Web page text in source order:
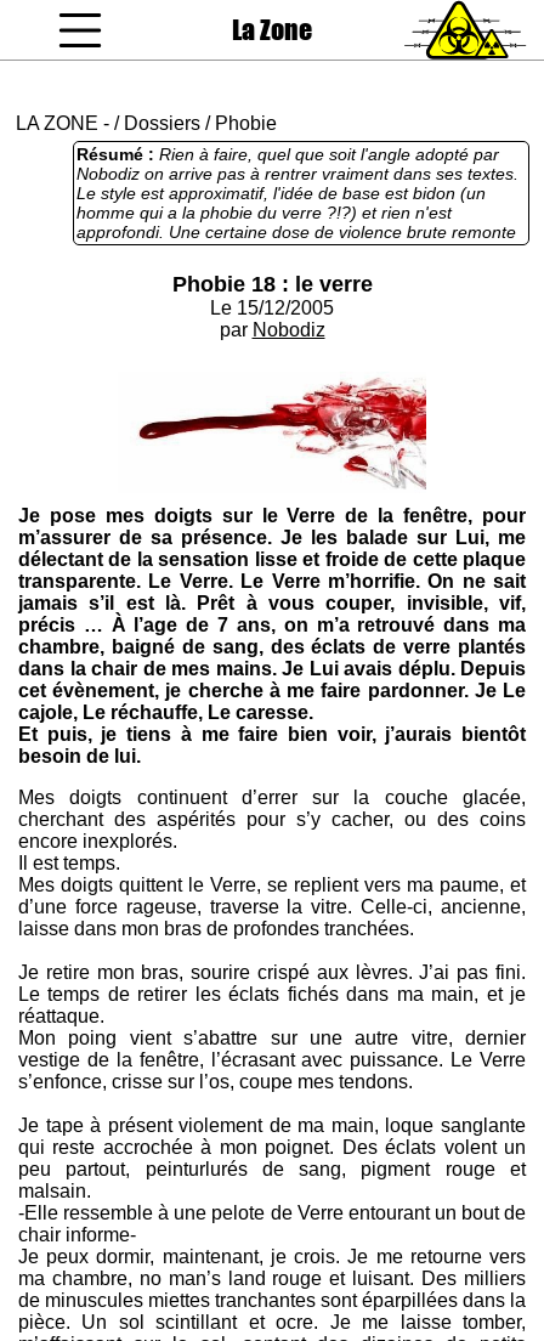
La Zone
LA ZONE - / Dossiers / Phobie
Résumé : Rien à faire, quel que soit l'angle adopté par
Nobodiz on arrive pas à rentrer vraiment dans ses textes.
Le style est approximatif, l'idée de base est bidon (un
homme qui a la phobie du verre ?!?) et rien n'est
approfondi. Une certaine dose de violence brute remonte
le niveau, mais y a encore des progrès à faire.
Phobie 18 : le verre
Le 15/12/2005
par Nobodiz
Je pose mes doigts sur le Verre de la fenêtre, pour
m’assurer de sa présence. Je les balade sur Lui, me
délectant de la sensation lisse et froide de cette plaque
transparente. Le Verre. Le Verre m’horrifie. On ne sait
jamais s’il est là. Prêt à vous couper, invisible, vif,
précis … À l’age de 7 ans, on m’a retrouvé dans ma
chambre, baigné de sang, des éclats de verre plantés
dans la chair de mes mains. Je Lui avais déplu. Depuis
cet évènement, je cherche à me faire pardonner. Je Le
cajole, Le réchauffe, Le caresse.
Et puis, je tiens à me faire bien voir, j’aurais bientôt
besoin de lui.
Mes doigts continuent d’errer sur la couche glacée,
cherchant des aspérités pour s’y cacher, ou des coins
encore inexplorés.
Il est temps.
Mes doigts quittent le Verre, se replient vers ma paume, et
d’une force rageuse, traverse la vitre. Celle-ci, ancienne,
laisse dans mon bras de profondes tranchées.
Je retire mon bras, sourire crispé aux lèvres. J’ai pas fini.
Le temps de retirer les éclats fichés dans ma main, et je
réattaque.
Mon poing vient s’abattre sur une autre vitre, dernier
vestige de la fenêtre, l’écrasant avec puissance. Le Verre
s’enfonce, crisse sur l’os, coupe mes tendons.
Je tape à présent violement de ma main, loque sanglante
qui reste accrochée à mon poignet. Des éclats volent un
peu partout, peinturlurés de sang, pigment rouge et
malsain.
-Elle ressemble à une pelote de Verre entourant un bout de
chair informe-
Je peux dormir, maintenant, je crois. Je me retourne vers
ma chambre, no man’s land rouge et luisant. Des milliers
de minuscules miettes tranchantes sont éparpillées dans la
pièce. Un sol scintillant et ocre. Je me laisse tomber,